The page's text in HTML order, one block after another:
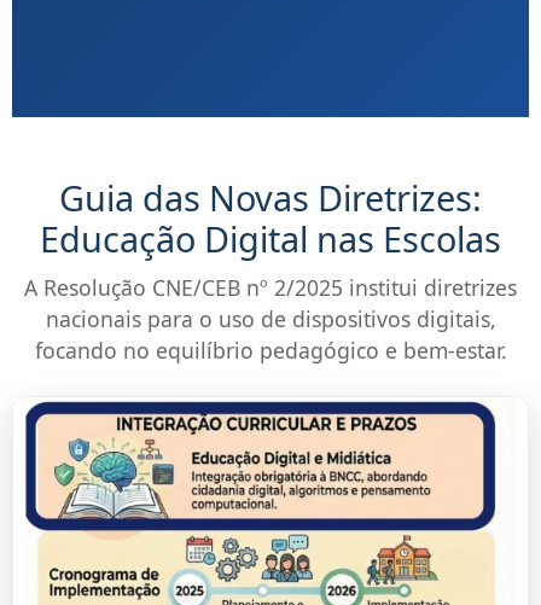
Guia das Novas Diretrizes:
Educação Digital nas Escolas
A Resolução CNE/CEB nº 2/2025 institui diretrizes
nacionais para o uso de dispositivos digitais,
focando no equilíbrio pedagógico e bem-estar.